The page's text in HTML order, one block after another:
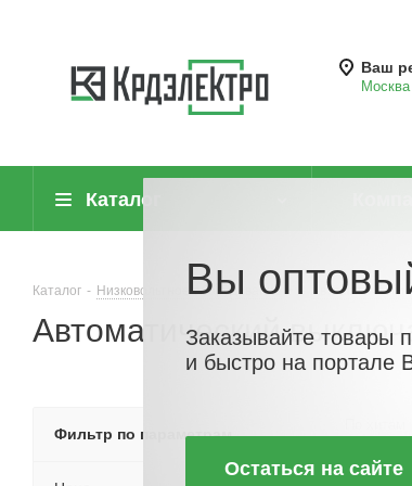
Ваш
Москва
Каталог
Каталог - Низковольтное оборудование -
Автоматический
Фильтр по параметрам
Вы
Заказывайте товары
и быстро на портале
Остаться на сайте